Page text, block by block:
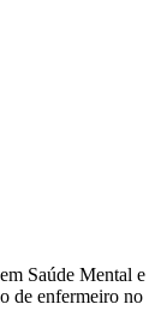
Saúde Mental e
de enfermeiro no